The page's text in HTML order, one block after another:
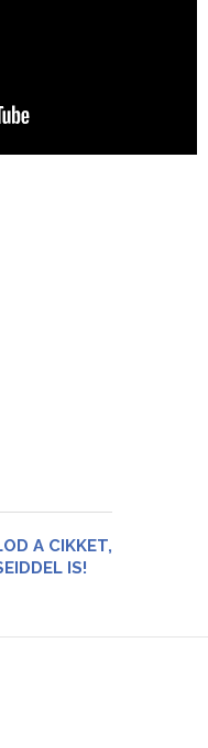
A CIKKET,
IS!